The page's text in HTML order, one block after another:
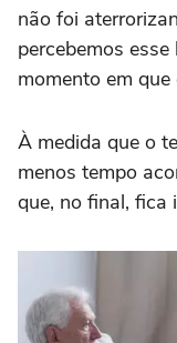
não foi
percebemos
momento em que
À medida que o
menos tempo
que, no final, fica